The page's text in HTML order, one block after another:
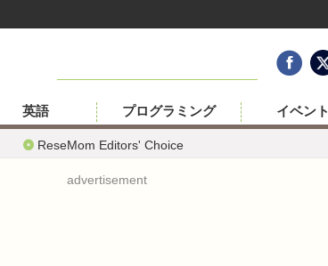
ReseMom Editors' Choice
英語 プログラミング イベント
advertisement